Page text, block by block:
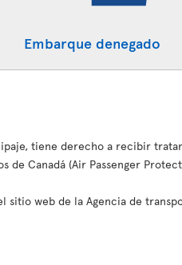
Embarque denegado
tiene derecho a recibir
de Canadá (Air Passenger
sitio web de la Agencia de